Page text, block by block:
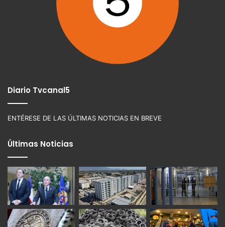
Diario Tvcanal5
ENTÉRESE DE LAS ÚLTIMAS NOTICIAS EN BREVE
Últimas Noticias